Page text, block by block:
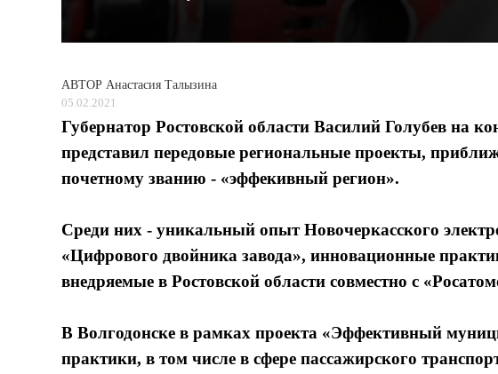
АВТОР Анастасия Талызина
05.02.2021
Губернатор Ростовской области Василий Голубев на
представил передовые региональные проекты,
почетному званию - «эффекивный регион».
Среди них - уникальный опыт Новочеркасского
«Цифрового двойника завода», инновационные
внедряемые в Ростовской области совместно с
В Волгодонске в рамках проекта «Эффективный
практики, в том числе в сфере пассажирского